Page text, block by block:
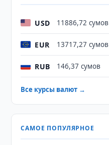
USD 11886,72 сумов
EUR 13717,27 сумов
RUB 146,37 сумов
Все курсы валют →
САМОЕ ПОПУЛЯРНОЕ